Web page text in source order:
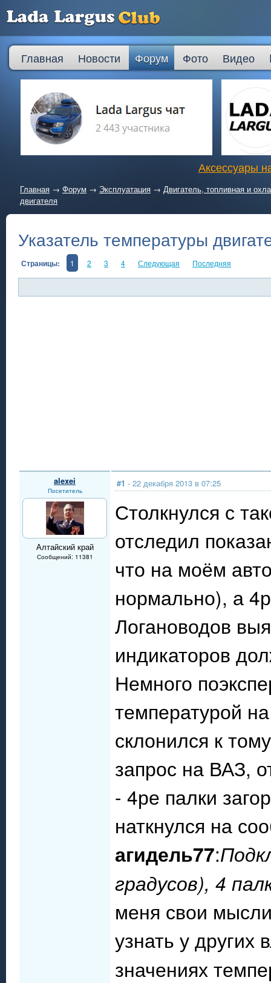
Главная Новости Форум Фото Видео
Аксессуары
Главная → Форум → Эксплуатация → Двигатель, топливная и
двигателя
Указатель температуры
Страницы: 1 2 3 4 Следующая Последняя
alexei
Посетитель
Алтайский край
Сообщений: 11381
#1 - 22 декабря 2013 в 07:25
Столкнулся с
отследил
что на моём
нормально), а
Логановодов
индикаторов
Немного
температурой
склонился к
запрос на ВАЗ,
- 4ре палки
наткнулся на
агидель77:
градусов), 4
меня свои
узнать у других
значениях